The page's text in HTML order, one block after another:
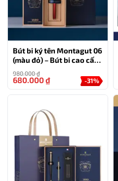
Bút bi ký tên Montagut 06
(màu đỏ) – Bút bi cao cấp
làm quà tặng sếp
980.000₫
-31%
680.000₫